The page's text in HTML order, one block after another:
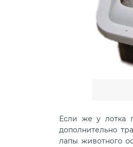
Если же у лотка
дополнительно
лапы животного